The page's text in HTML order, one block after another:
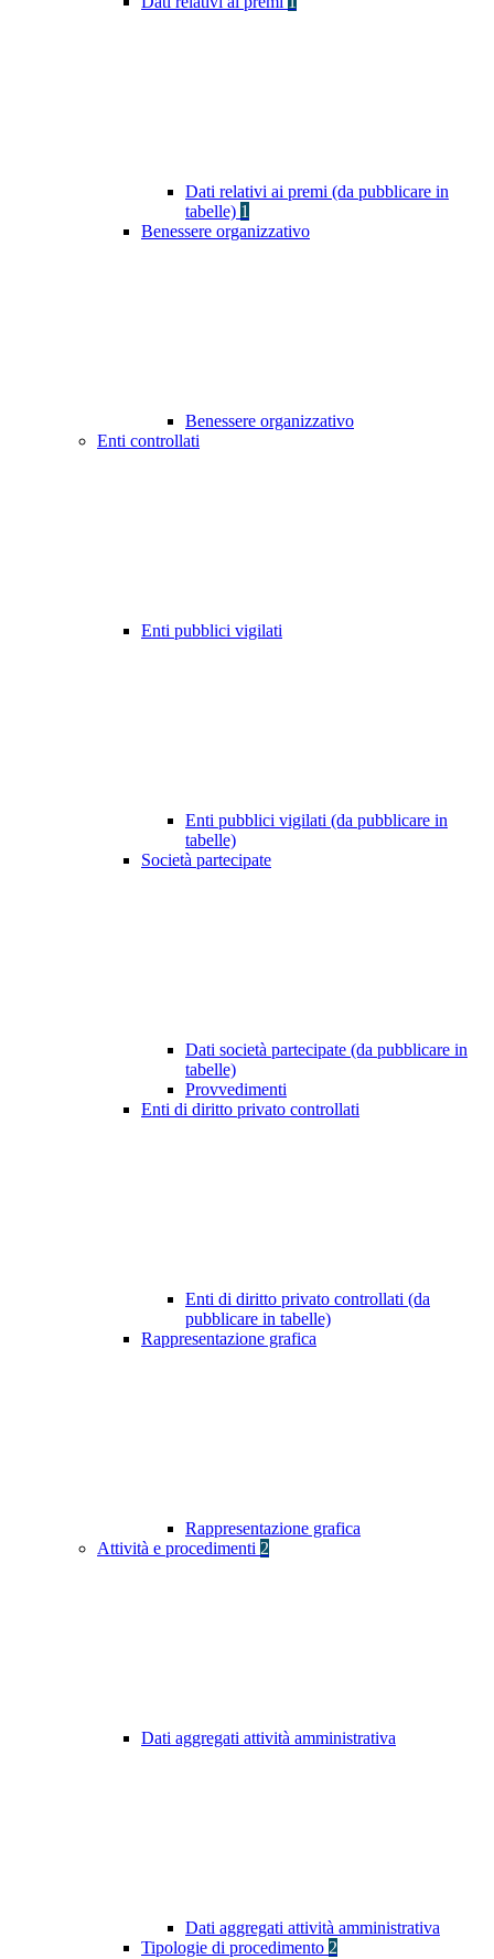
Dati relativi ai premi (da pubblicare in
tabelle) 1
Benessere organizzativo
Benessere organizzativo
Enti controllati
Enti pubblici vigilati
Enti pubblici vigilati (da pubblicare in
tabelle)
Società partecipate
Dati società partecipate (da pubblicare in
tabelle)
Provvedimenti
Enti di diritto privato controllati
Enti di diritto privato controllati (da
pubblicare in tabelle)
Rappresentazione grafica
Rappresentazione grafica
Attività e procedimenti 2
Dati aggregati attività amministrativa
Dati aggregati attività amministrativa
Tipologie di procedimento 2